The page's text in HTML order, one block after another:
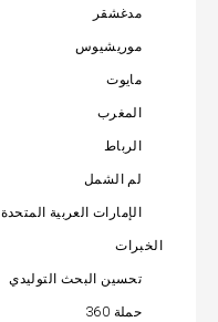
مدغشقر
موريشيوس
مايوت
المغرب
الرباط
لم الشمل
الإمارات العربية المتحدة
الخبرات
تحسين البحث التوليدي
حملة 360